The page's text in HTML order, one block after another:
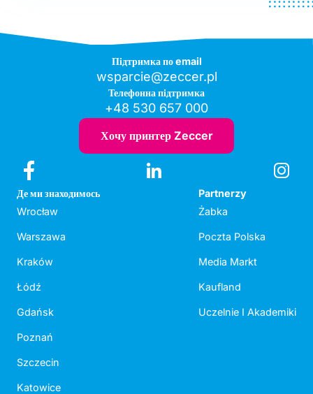
Підтримка по email
wsparcie@zeccer.pl
Телефонна підтримка
+48 530 657 000
Хочу принтер Zeccer
Де ми знаходимось
Wrocław
Warszawa
Kraków
Łódź
Gdańsk
Poznań
Szczecin
Katowice
Partnerzy
Żabka
Poczta Polska
Media Markt
Kaufland
Uczelnie I Akademiki